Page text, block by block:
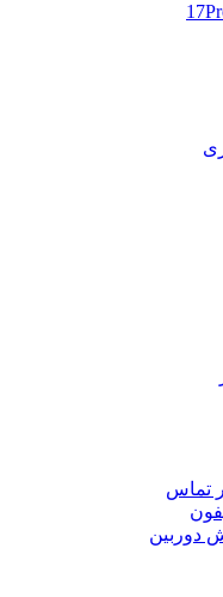
تماس
دوربین